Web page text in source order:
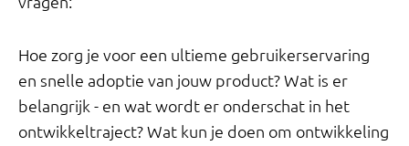
Hoe zorg je voor een ultieme gebruikerservaring
en snelle adoptie van jouw product? Wat is er
belangrijk - en wat wordt er onderschat in het
ontwikkeltraject? Wat kun je doen om ontwikkeling